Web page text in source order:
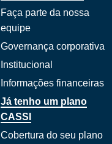
Faça parte da nossa
equipe
Governança corporativa
Institucional
Informações financeiras
Já tenho um plano
CASSI
Cobertura do seu plano